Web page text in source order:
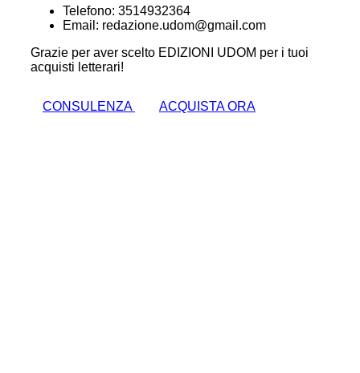
Telefono: 3514932364
Email: redazione.udom@gmail.com
Grazie per aver scelto EDIZIONI UDOM per i tuoi
acquisti letterari!
CONSULENZA ACQUISTA ORA